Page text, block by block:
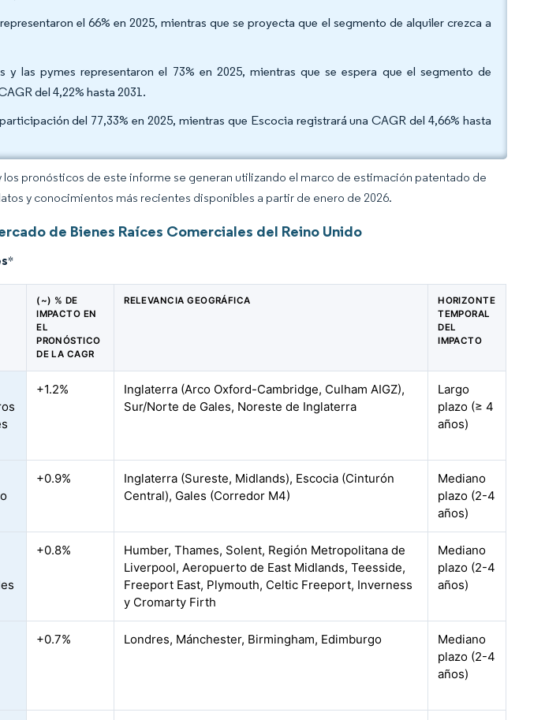
el 66% en 2025, mientras que se proyecta que el segmento de alquiler crezca a
y las pymes representaron el 73% en 2025, mientras que se espera que el segmento de
del 4,22% hasta 2031.
del 77,33% en 2025, mientras que Escocia registrará una CAGR del 4,66% hasta
los pronósticos de este informe se generan utilizando el marco de estimación patentado de
y conocimientos más recientes disponibles a partir de enero de 2026.
de Bienes Raíces Comerciales del Reino Unido
*
(~) % DE
IMPACTO EN
EL
PRONÓSTICO
DE LA CAGR
RELEVANCIA GEOGRÁFICA
HORIZONTE
TEMPORAL
DEL
IMPACTO
+1.2%
Inglaterra (Arco Oxford-Cambridge, Culham AIGZ),
Sur/Norte de Gales, Noreste de Inglaterra
Largo
plazo (≥ 4
años)
+0.9%
Inglaterra (Sureste, Midlands), Escocia (Cinturón
Central), Gales (Corredor M4)
Mediano
plazo (2-4
años)
+0.8%
Humber, Thames, Solent, Región Metropolitana de
Liverpool, Aeropuerto de East Midlands, Teesside,
Freeport East, Plymouth, Celtic Freeport, Inverness
y Cromarty Firth
Mediano
plazo (2-4
años)
+0.7% Londres, Mánchester, Birmingham, Edimburgo
Mediano
plazo (2-4
años)